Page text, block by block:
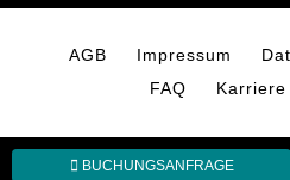
AGB Impressum
FAQ
Karriere
BUCHUNGSANFRAGE